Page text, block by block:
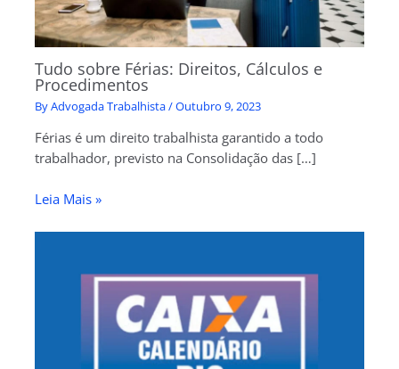
Tudo sobre Férias: Direitos, Cálculos e
Procedimentos
ByAdvogada Trabalhista/Outubro 9, 2023
Férias é um direito trabalhista garantido a todo
trabalhador, previsto na Consolidação das […]
Leia Mais »